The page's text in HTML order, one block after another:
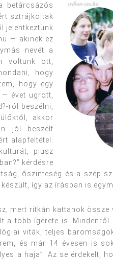
betárcsázós
sztrájkoltak
jelentkeztünk
— akinek ez
nevét a
voltunk ott,
hogy
hogy egy
évet ugrott,
ról beszélni,
akkor
jól beszélt
alapfeltétel:
plusz
kérdésre
őszinteség és a szép
így az írásban is
mert ritkán kattanok össze
a több ígérete is.
viták, teljes
és már 14 évesen is
a haja”. Az se érdekelt,